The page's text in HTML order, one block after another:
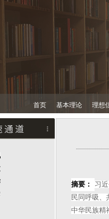
首页 基本理论 理想
摘要：
习
民同呼吸、
中华民族精